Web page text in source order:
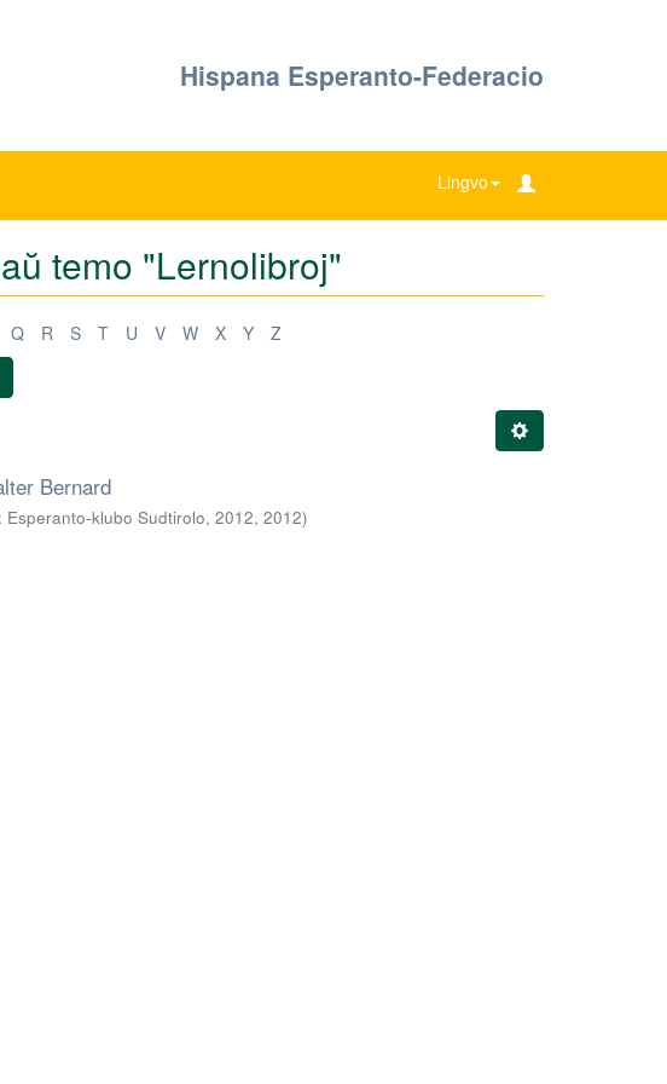
Hispana Esperanto-Federacio
Lingvo
temo "Lernolibroj"
Q R S T U V W X Y
Z
Bernard
Esperanto-klubo Sudtirolo, 2012, 2012)